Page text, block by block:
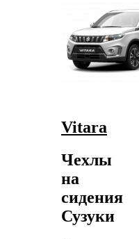
Vitara
Чехлы
на
сидения
Сузуки